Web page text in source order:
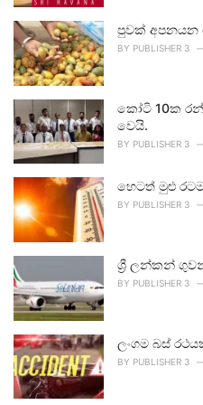
පුවක් අපනයන
BY PUBLISHER 3
කෝටි 10ක
වෙයි.
BY PUBLISHER 3
හෙටත් මුළු
BY PUBLISHER 3
ශ්‍රී ලන්කන්
BY PUBLISHER 3
ලංගම බස්
BY PUBLISHER 3